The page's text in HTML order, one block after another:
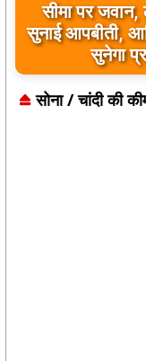
सीमा पर
सुनाई आपबीती,
सुनेगा
सोना / चांदी की